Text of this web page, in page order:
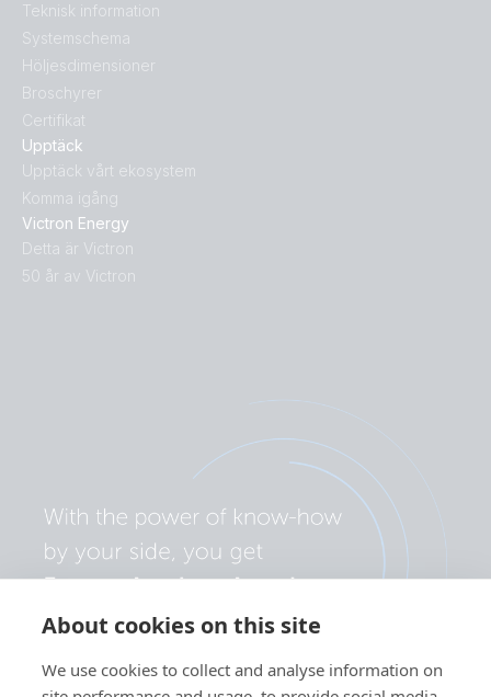
About cookies on this site
We use cookies to collect and analyse information on
Upptäck
Upptäck vårt ekosystem
Komma igång
Victron Energy
Detta är Victron
50 år av Victron
Teknisk information
Systemschema
Höljesdimensioner
Broschyrer
Certifikat